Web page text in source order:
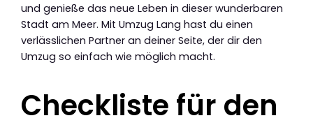
und genieße das neue Leben in dieser wunderbaren
Stadt am Meer. Mit Umzug Lang hast du einen
verlässlichen Partner an deiner Seite, der dir den
Umzug so einfach wie möglich macht.
Checkliste für den